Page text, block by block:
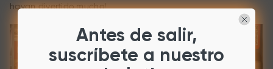
hayan divertido mucho!
Antes de salir,
suscríbete a nuestro